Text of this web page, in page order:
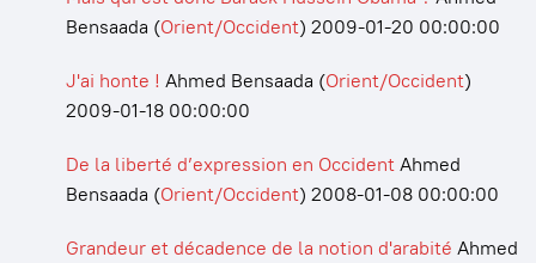
Bensaada (Orient/Occident) 2009-01-20 00:00:00
J'ai honte ! Ahmed Bensaada (Orient/Occident)
2009-01-18 00:00:00
De la liberté d’expression en OccidentAhmed
Bensaada (Orient/Occident) 2008-01-08 00:00:00
Grandeur et décadence de la notion d'arabité Ahmed